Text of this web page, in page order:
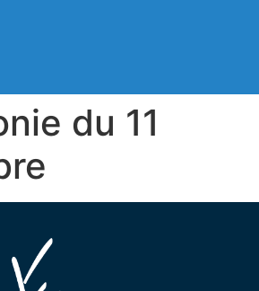
du 11